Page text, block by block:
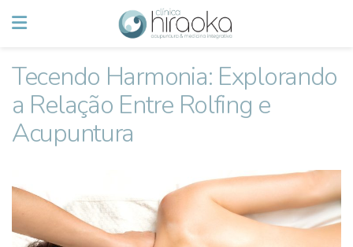
Tecendo Harmonia: Explorando
a Relação Entre Rolfing e
Acupuntura